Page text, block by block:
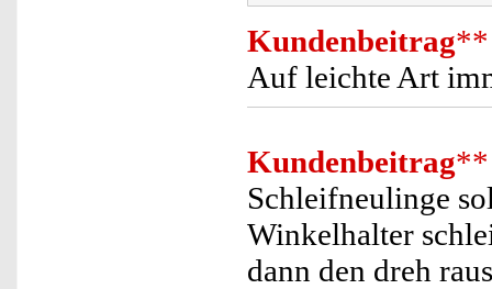
Kundenbeitrag**
Auf leichte Art
Kundenbeitrag**
Schleifneulinge
Winkelhalter
dann den dreh